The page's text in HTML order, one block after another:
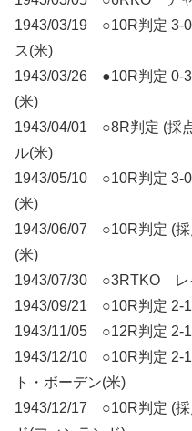
1943/03/19 ○10R判定 3-
ス(米)
1943/03/26 ●10R判定 0-
(米)
1943/04/01 ○8R判定 (採
ル(米)
1943/05/10 ○10R判定 3-
(米)
1943/06/07 ○10R判定 (
(米)
1943/07/30 ○3RTKO レ
1943/09/21 ○10R判定 2-
1943/11/05 ○12R判定 2-
1943/12/10 ○10R判定 2-
ト・ボーデン(米)
1943/12/17 ○10R判定 (